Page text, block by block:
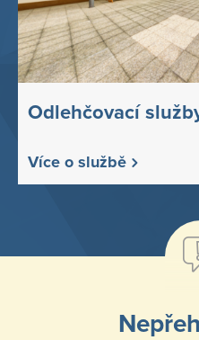
Odlehčovací
Více o službě